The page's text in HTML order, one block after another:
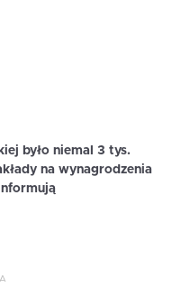
było niemal 3 tys.
na wynagrodzenia